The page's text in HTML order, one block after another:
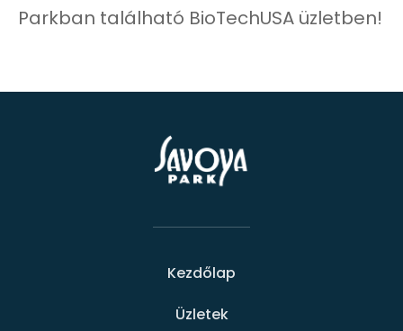
Parkban található BioTechUSA üzletben!
Kezdőlap
Üzletek